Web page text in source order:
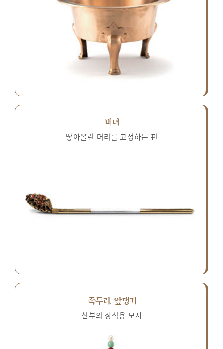
비녀
땋아올린 머리를 고정하는 핀
족두리, 앞댕기
신부의 장식용 모자